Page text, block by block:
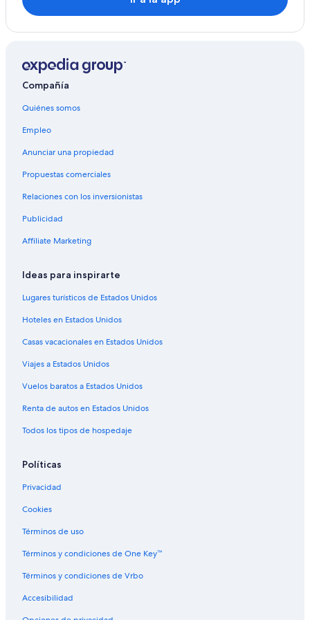
Compañía
Quiénes somos
Empleo
Anunciar una propiedad
Propuestas comerciales
Relaciones con los inversionistas
Publicidad
Affiliate Marketing
Ideas para inspirarte
Lugares turísticos de Estados Unidos
Hoteles en Estados Unidos
Casas vacacionales en Estados Unidos
Viajes a Estados Unidos
Vuelos baratos a Estados Unidos
Renta de autos en Estados Unidos
Todos los tipos de hospedaje
Políticas
Privacidad
Cookies
Términos de uso
Términos y condiciones de One Key™
Términos y condiciones de Vrbo
Accesibilidad